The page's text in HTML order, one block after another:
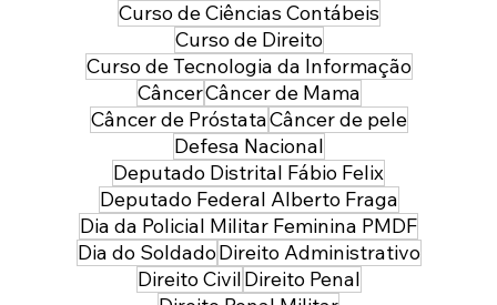
Curso de Ciências Contábeis
Curso de Direito
Curso de Tecnologia da Informação
CâncerCâncer de Mama
Câncer de PróstataCâncer de pele
Defesa Nacional
Deputado Distrital Fábio Felix
Deputado Federal Alberto Fraga
Dia da Policial Militar Feminina PMDF
Dia do SoldadoDireito Administrativo
Direito CivilDireito Penal